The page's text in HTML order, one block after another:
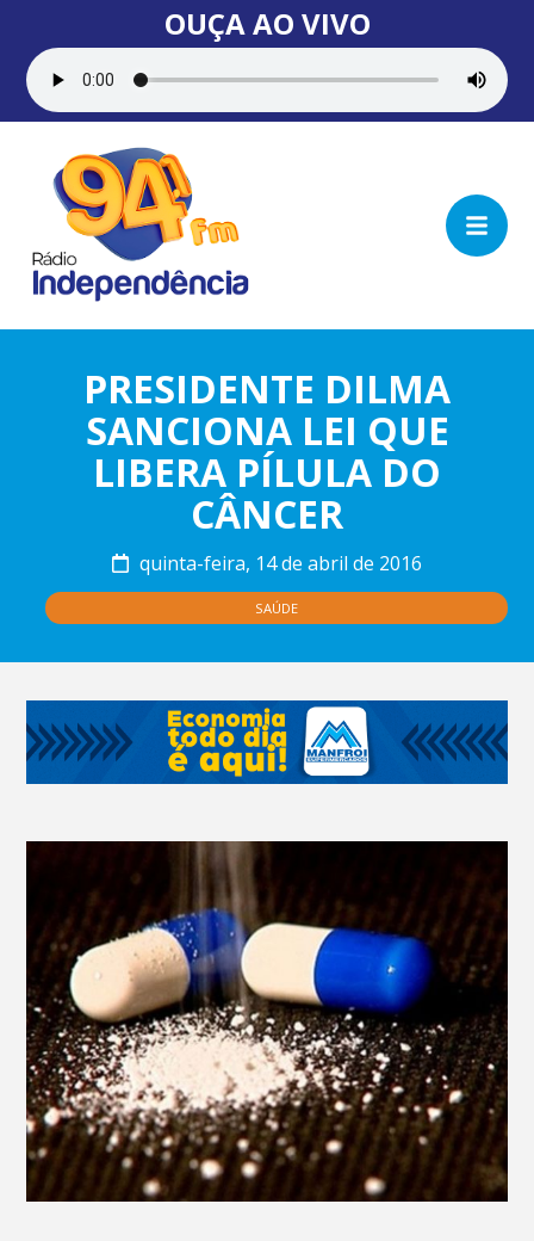
OUÇA AO VIVO
PRESIDENTE DILMA
SANCIONA LEI QUE
LIBERA PÍLULA DO
CÂNCER
quinta-feira, 14 de abril de 2016
SAÚDE